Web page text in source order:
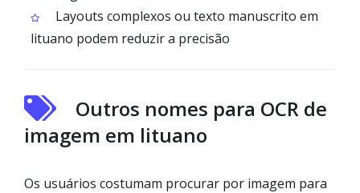
Layouts complexos ou texto manuscrito em
lituano podem reduzir a precisão
Outros nomes para OCR de
imagem em lituano
Os usuários costumam procurar por imagem para